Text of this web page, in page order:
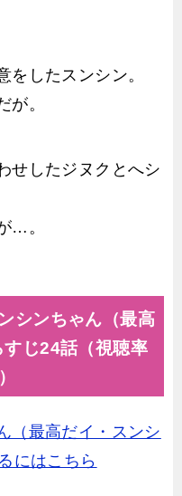
をしたスンシン。
が。
せしたジヌクとへシ
…。
シンちゃん（最高
じ24話（視聴率
（最高だイ・スンシ
にはこちら